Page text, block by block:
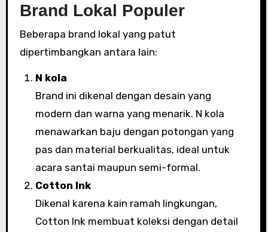
Brand Lokal Populer
Beberapa brand lokal yang patut
dipertimbangkan antara lain:
N kola
Brand ini dikenal dengan desain yang
modern dan warna yang menarik. N kola
menawarkan baju dengan potongan yang
pas dan material berkualitas, ideal untuk
acara santai maupun semi-formal.
Cotton Ink
Dikenal karena kain ramah lingkungan,
Cotton Ink membuat koleksi dengan detail